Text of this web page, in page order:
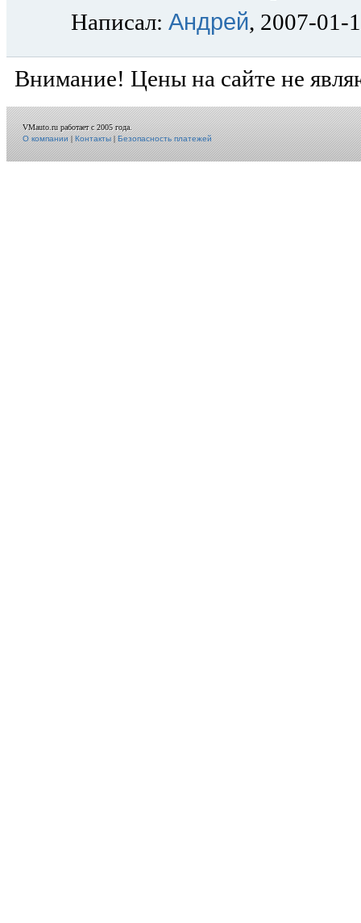
Написал: Андрей, 2007-01-
Внимание! Цены на сайте не
VMauto.ru работает с 2005 года.
О компании|Контакты|Безопасность платежей